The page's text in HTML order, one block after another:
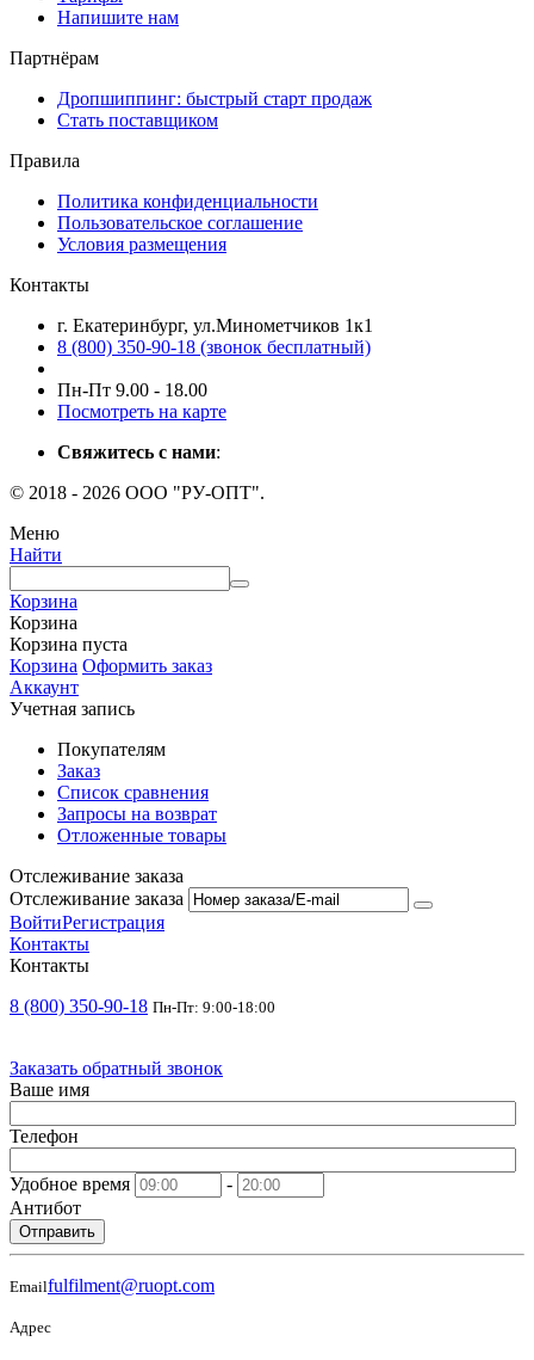
Напишите нам
Партнёрам
Дропшиппинг: быстрый старт продаж
Стать поставщиком
Правила
Политика конфиденциальности
Пользовательское соглашение
Условия размещения
Контакты
г. Екатеринбург, ул.Минометчиков 1к1
8 (800) 350-90-18 (звонок бесплатный)
Пн-Пт 9.00 - 18.00
Посмотреть на карте
Свяжитесь с нами:
© 2018 - 2026 ООО "РУ-ОПТ".
Меню
Найти
Корзина
Корзина
Корзина пуста
Корзина Оформить заказ
Аккаунт
Учетная запись
Покупателям
Заказ
Список сравнения
Запросы на возврат
Отложенные товары
Отслеживание заказа
Отслеживание заказа
ВойтиРегистрация
Контакты
Контакты
8 (800) 350-90-18 Пн-Пт: 9:00-18:00
Заказать обратный звонок
Ваше имя
Телефон
Удобное время
-
Антибот
Отправить
Emailfulfilment@ruopt.com
Адрес